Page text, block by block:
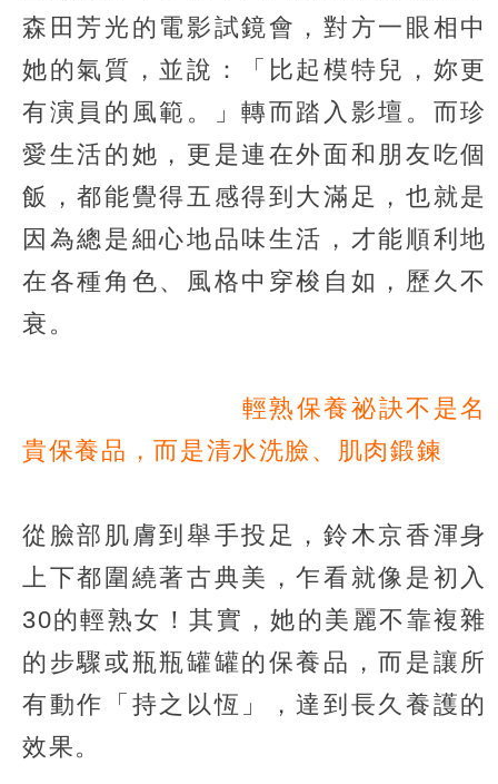
森田芳光的電影試鏡會，對方一眼相中
她的氣質，並說：「比起模特兒，妳更
有演員的風範。」轉而踏入影壇。而珍
愛生活的她，更是連在外面和朋友吃個
飯，都能覺得五感得到大滿足，也就是
因為總是細心地品味生活，才能順利地
在各種角色、風格中穿梭自如，歷久不
衰。
輕熟保養祕訣不是名
貴保養品，而是清水洗臉、肌肉鍛鍊
從臉部肌膚到舉手投足，鈴木京香渾身
上下都圍繞著古典美，乍看就像是初入
30的輕熟女！其實，她的美麗不靠複雜
的步驟或瓶瓶罐罐的保養品，而是讓所
有動作「持之以恆」，達到長久養護的
效果。